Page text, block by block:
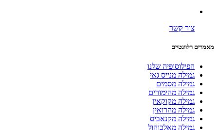
צור קשר
מאמרים רלוונטיים
הפילוסופיה שלנו
גמילה מנייס גאי
גמילה מסמים
גמילה מהימורים
גמילה מקוקאין
גמילה מהרואין
גמילה מקנאביס
גמילה מאלכוהול